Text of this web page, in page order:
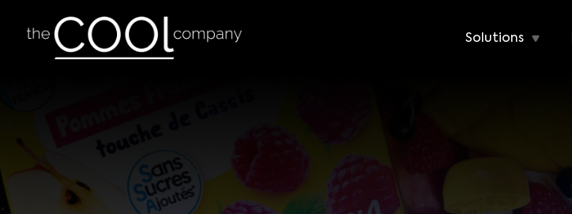
Solutions